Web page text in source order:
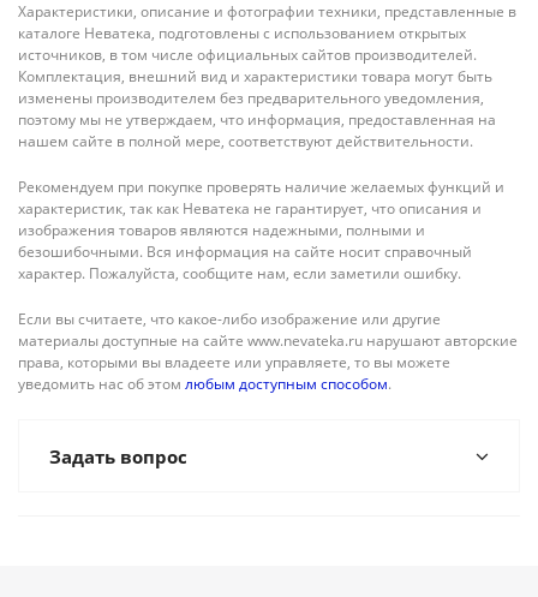
Характеристики, описание и фотографии техники, представленные в
каталоге Неватека, подготовлены с использованием открытых
источников, в том числе официальных сайтов производителей.
Комплектация, внешний вид и характеристики товара могут быть
изменены производителем без предварительного уведомления,
поэтому мы не утверждаем, что информация, предоставленная на
нашем сайте в полной мере, соответствуют действительности.
Рекомендуем при покупке проверять наличие желаемых функций и
характеристик, так как Неватека не гарантирует, что описания и
изображения товаров являются надежными, полными и
безошибочными. Вся информация на сайте носит справочный
характер. Пожалуйста, сообщите нам, если заметили ошибку.
Если вы считаете, что какое-либо изображение или другие
материалы доступные на сайте www.nevateka.ru нарушают авторские
права, которыми вы владеете или управляете, то вы можете
уведомить нас об этом любым доступным способом.
Задать вопрос